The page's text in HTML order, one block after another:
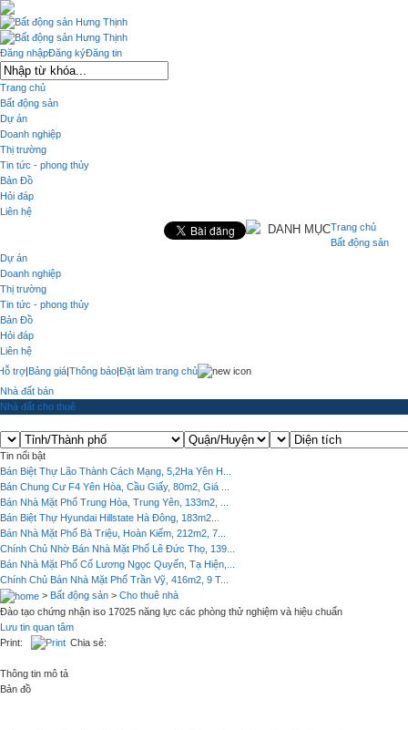
Đăng ký
Đăng nhập Đăng tin
Trang chủ
Bất động sản
Dự án
Doanh nghiệp
Thị trường
Tin tức - phong thủy
Bản Đồ
Hỏi đáp
Liên hệ
DANH MỤCTrang chủ
Bất động sản
Dự án
Doanh nghiệp
Thị trường
Tin tức - phong thủy
Bản Đồ
Hỏi đáp
Liên hệ
trợ|Bảng giá|Thông báo|Đặt làm trang chủ
Nhà đất bán
Nhà đất cho thuê
Tin nổi bật
Bán Biệt Thự Lão Thành Cách Mạng, 5,2Ha Yên H...
Bán Chung Cư F4 Yên Hòa, Cầu Giấy, 80m2, Giá ...
Bán Nhà Mặt Phố Trung Hòa, Trung Yên, 133m2, ...
Bán Biệt Thự Hyundai Hillstate Hà Đông, 183m2...
Bán Nhà Mặt Phố Bà Triệu, Hoàn Kiếm, 212m2, 7...
Chính Chủ Nhờ Bán Nhà Mặt Phố Lê Đức Thọ, 139...
Bán Nhà Mặt Phố Cổ Lương Ngọc Quyến, Tạ Hiện,...
Chính Chủ Bán Nhà Mặt Phố Trần Vỹ, 416m2, 9 T...
> Bất động sản > Cho thuê nhà
Đào tạo chứng nhận iso 17025 năng lực các phòng thử nghiệm và hiệu chuẩn
Lưu tin quan tâm
Print:
Chia sẻ:
Thông tin mô tả
Bản đồ